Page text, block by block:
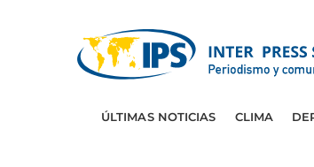
ÚLTIMAS NOTICIAS CLIMA